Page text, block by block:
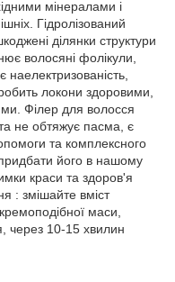
мінералами і
Гідролізований
ділянки структури
волосяні фолікули,
локони здоровими,
Філер для волосся
не обтяжує пасма, є
та комплексного
його в нашому
краси та здоров'я
: змішайте вміст
маси,
через 10-15 хвилин